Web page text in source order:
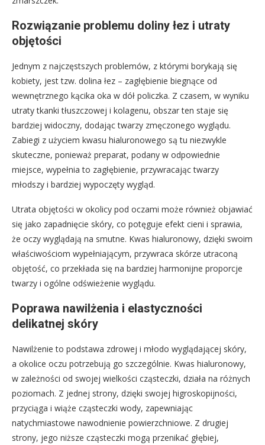
Rozwiązanie problemu doliny łez i utraty
objętości
Jednym z najczęstszych problemów, z którymi borykają się
kobiety, jest tzw. dolina łez – zagłębienie biegnące od
wewnętrznego kącika oka w dół policzka. Z czasem, w wyniku
utraty tkanki tłuszczowej i kolagenu, obszar ten staje się
bardziej widoczny, dodając twarzy zmęczonego wyglądu.
Zabiegi z użyciem kwasu hialuronowego są tu niezwykle
skuteczne, ponieważ preparat, podany w odpowiednie
miejsce, wypełnia to zagłębienie, przywracając twarzy
młodszy i bardziej wypoczęty wygląd.
Utrata objętości w okolicy pod oczami może również objawiać
się jako zapadnięcie skóry, co potęguje efekt cieni i sprawia,
że oczy wyglądają na smutne. Kwas hialuronowy, dzięki swoim
właściwościom wypełniającym, przywraca skórze utraconą
objętość, co przekłada się na bardziej harmonijne proporcje
twarzy i ogólne odświeżenie wyglądu.
Poprawa nawilżenia i elastyczności
delikatnej skóry
Nawilżenie to podstawa zdrowej i młodo wyglądającej skóry,
a okolice oczu potrzebują go szczególnie. Kwas hialuronowy,
w zależności od swojej wielkości cząsteczki, działa na różnych
poziomach. Z jednej strony, dzięki swojej higroskopijności,
przyciąga i wiąże cząsteczki wody, zapewniając
natychmiastowe nawodnienie powierzchniowe. Z drugiej
strony, jego niższe cząsteczki mogą przenikać głębiej,